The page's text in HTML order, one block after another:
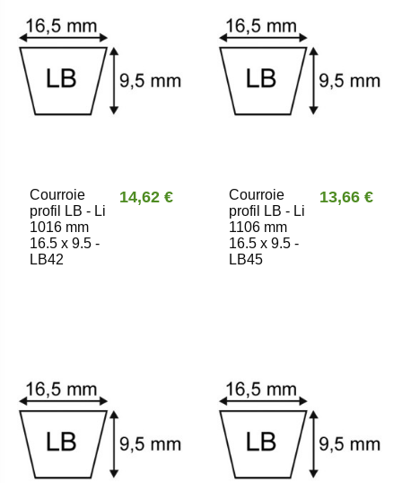
Courroie
profil LB - Li
1016 mm
16.5 x 9.5 -
LB42
14,62 €
Courroie
profil LB - Li
1106 mm
16.5 x 9.5 -
LB45
13,66 €